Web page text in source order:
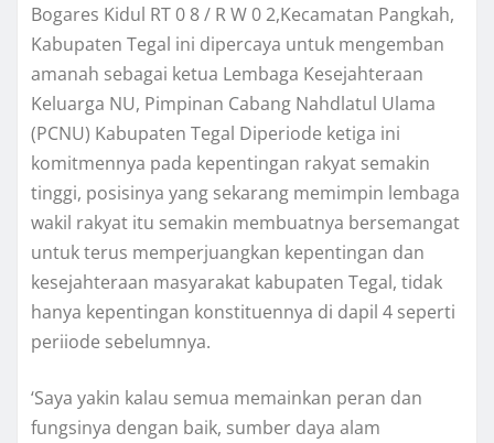
Bogares Kidul RT 0 8 / R W 0 2,Kecamatan Pangkah,
Kabupaten Tegal ini dipercaya untuk mengemban
amanah sebagai ketua Lembaga Kesejahteraan
Keluarga NU, Pimpinan Cabang Nahdlatul Ulama
(PCNU) Kabupaten Tegal Diperiode ketiga ini
komitmennya pada kepentingan rakyat semakin
tinggi, posisinya yang sekarang memimpin lembaga
wakil rakyat itu semakin membuatnya bersemangat
untuk terus memperjuangkan kepentingan dan
kesejahteraan masyarakat kabupaten Tegal, tidak
hanya kepentingan konstituennya di dapil 4 seperti
periiode sebelumnya.
‘Saya yakin kalau semua memainkan peran dan
fungsinya dengan baik, sumber daya alam